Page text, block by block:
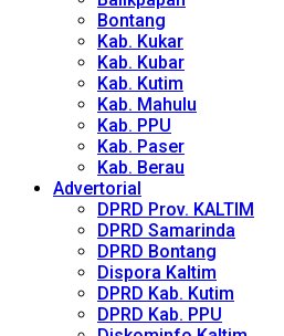
Bontang
Kab. Kukar
Kab. Kubar
Kab. Kutim
Kab. Mahulu
Kab. PPU
Kab. Paser
Kab. Berau
Advertorial
DPRD Prov. KALTIM
DPRD Samarinda
DPRD Bontang
Dispora Kaltim
DPRD Kab. Kutim
DPRD Kab. PPU